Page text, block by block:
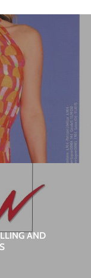
AND